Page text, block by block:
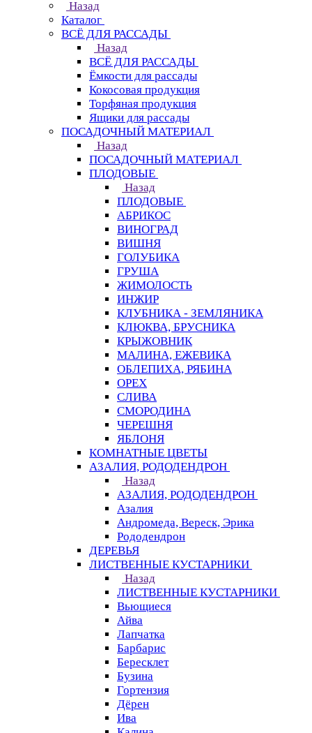
Назад
Каталог
ВСЁ ДЛЯ РАССАДЫ
Назад
ВСЁ ДЛЯ РАССАДЫ
Ёмкости для рассады
Кокосовая продукция
Торфяная продукция
Ящики для рассады
ПОСАДОЧНЫЙ МАТЕРИАЛ
Назад
ПОСАДОЧНЫЙ МАТЕРИАЛ
ПЛОДОВЫЕ
Назад
ПЛОДОВЫЕ
АБРИКОС
ВИНОГРАД
ВИШНЯ
ГОЛУБИКА
ГРУША
ЖИМОЛОСТЬ
ИНЖИР
КЛУБНИКА - ЗЕМЛЯНИКА
КЛЮКВА, БРУСНИКА
КРЫЖОВНИК
МАЛИНА, ЕЖЕВИКА
ОБЛЕПИХА, РЯБИНА
ОРЕХ
СЛИВА
СМОРОДИНА
ЧЕРЕШНЯ
ЯБЛОНЯ
КОМНАТНЫЕ ЦВЕТЫ
АЗАЛИЯ, РОДОДЕНДРОН
Назад
АЗАЛИЯ, РОДОДЕНДРОН
Азалия
Андромеда, Вереск, Эрика
Рододендрон
ДЕРЕВЬЯ
ЛИСТВЕННЫЕ КУСТАРНИКИ
Назад
ЛИСТВЕННЫЕ КУСТАРНИКИ
Вьющиеся
Айва
Лапчатка
Барбарис
Бересклет
Бузина
Гортензия
Дёрен
Ива